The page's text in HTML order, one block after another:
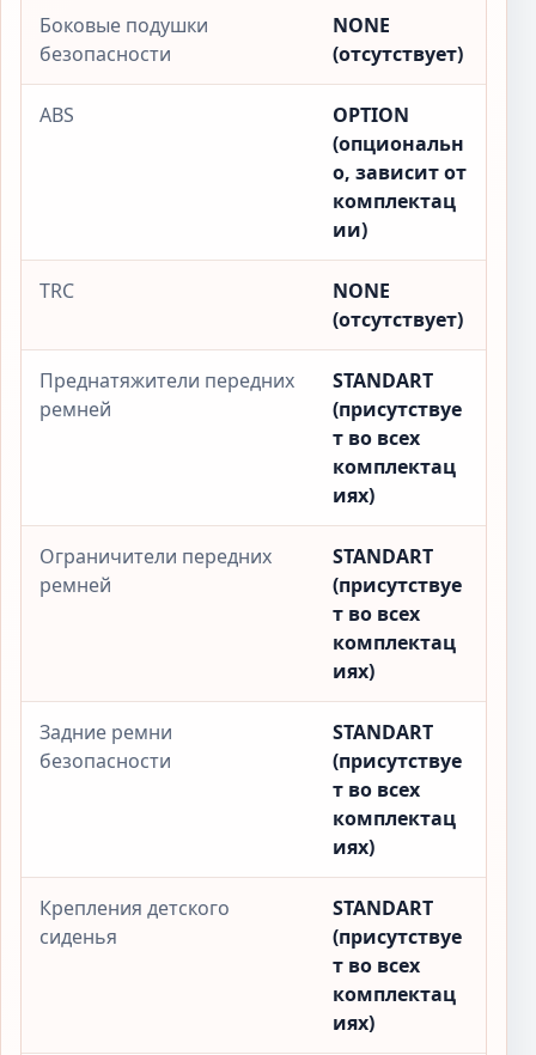
Боковые подушки
безопасности
NONE
(отсутствует)
ABS
OPTION
(опциональн
о, зависит от
комплектац
ии)
TRC
NONE
(отсутствует)
Преднатяжители передних
ремней
STANDART
(присутствуе
т во всех
комплектац
иях)
Ограничители передних
ремней
STANDART
(присутствуе
т во всех
комплектац
иях)
Задние ремни
безопасности
STANDART
(присутствуе
т во всех
комплектац
иях)
Крепления детского
сиденья
STANDART
(присутствуе
т во всех
комплектац
иях)